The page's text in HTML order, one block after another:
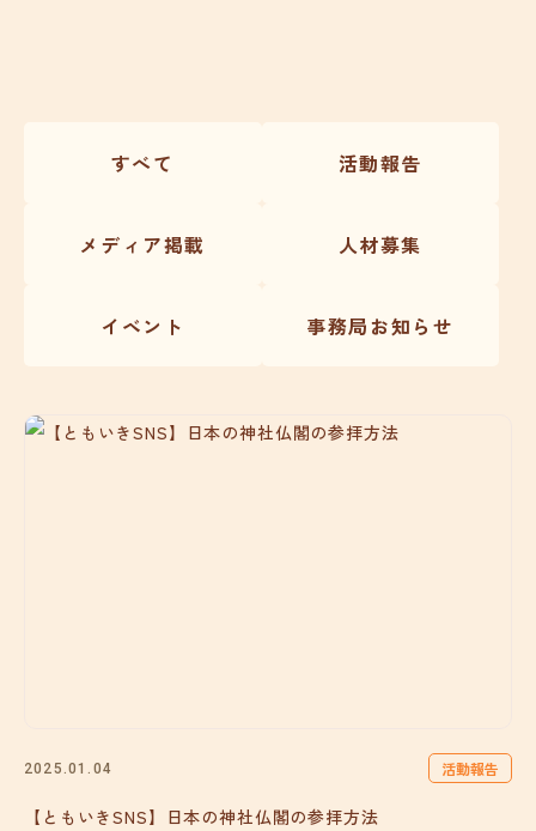
すべて 活動報告
メディア掲載 人材募集
イベント 事務局お知らせ
2025.01.04 活動報告
【ともいきSNS】日本の神社仏閣の参拝方法